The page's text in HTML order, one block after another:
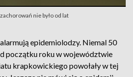
nie było od lat
epidemiolodzy. Niemal 50
początku roku w województwie
krapkowickiego powołały w tej